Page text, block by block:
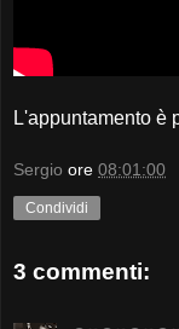
L'appuntamento è
Sergio ore 08:01:00
Condividi
3 commenti: